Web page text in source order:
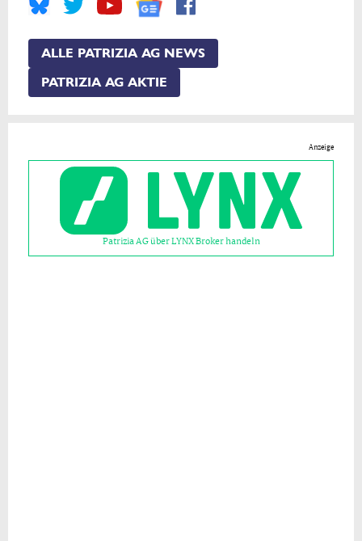
ALLE PATRIZIA AG NEWS
PATRIZIA AG AKTIE
Anzeige
Patrizia AG über LYNX Broker handeln